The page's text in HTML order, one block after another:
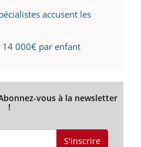
accusent les
14 000€ par enfant
vous à la newsletter
!
S'inscrire